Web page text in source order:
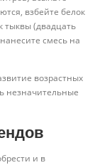
взбейте белок
тыквы (двадцать
смесь на
возрастных
незначительные
и в